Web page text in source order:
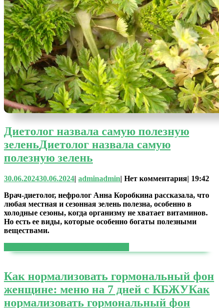
Диетолог назвала самую полезную
зеленьДиетолог назвала самую
полезную зелень
30.06.202430.06.2024| adminadmin| Нет комментария| 19:42
Врач-диетолог, нефролог Анна Коробкина рассказала, что
любая местная и сезонная зелень полезна, особенно в
холодные сезоны, когда организму не хватает витаминов.
Но есть ее виды, которые особенно богаты полезными
веществами.
Как нормализовать гормональный фон
женщине: меню на 7 дней с КБЖУКак
нормализовать гормональный фон